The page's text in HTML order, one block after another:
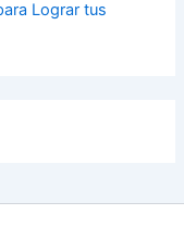
Lograr tus